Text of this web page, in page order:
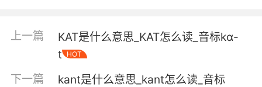
5. karen, don't be silly. I'll I'll look after her.
凯伦 别傻了 我会照顾她的
6. karen, I get what you're going through.
上一篇
KAT是什么意思_KAT怎么读_音标kɑ-
t
HOT
下一篇
kant是什么意思_kant怎么读_音标